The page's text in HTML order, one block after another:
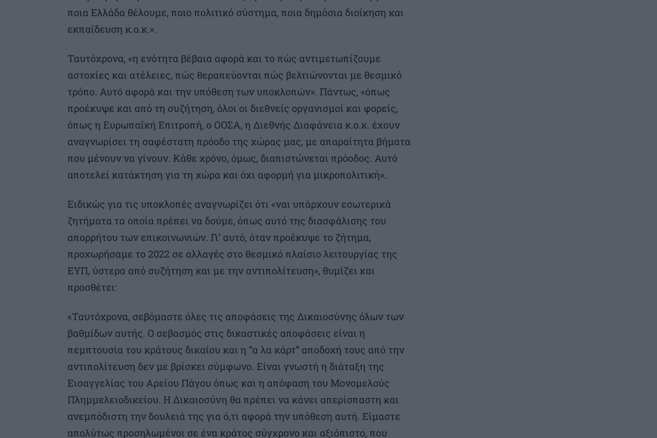
ποια Ελλάδα θέλουμε, ποιο πολιτικό σύστημα, ποια δημόσια διοίκηση και
εκπαίδευση κ.ο.κ.».
Ταυτόχρονα, «η ενότητα βέβαια αφορά και το πώς αντιμετωπίζουμε
αστοχίες και ατέλειες, πώς θεραπεύονται πώς βελτιώνονται με θεσμικό
τρόπο. Αυτό αφορά και την υπόθεση των υποκλοπών». Πάντως, «όπως
προέκυψε και από τη συζήτηση, όλοι οι διεθνείς οργανισμοί και φορείς,
όπως η Ευρωπαϊκή Επιτροπή, ο ΟΟΣΑ, η Διεθνής Διαφάνεια κ.ο.κ. έχουν
αναγνωρίσει τη σαφέστατη πρόοδο της χώρας μας, με απαραίτητα βήματα
που μένουν να γίνουν. Κάθε χρόνο, όμως, διαπιστώνεται πρόοδος. Αυτό
αποτελεί κατάκτηση για τη χώρα και όχι αφορμή για μικροπολιτική».
Ειδικώς για τις υποκλοπές αναγνωρίζει ότι «ναι υπάρχουν εσωτερικά
ζητήματα τα οποία πρέπει να δούμε, όπως αυτό της διασφάλισης του
απορρήτου των επικοινωνιών. Γι’ αυτό, όταν προέκυψε το ζήτημα,
προχωρήσαμε το 2022 σε αλλαγές στο θεσμικό πλαίσιο λειτουργίας της
ΕΥΠ, ύστερα από συζήτηση και με την αντιπολίτευση», θυμίζει και
προσθέτει:
«Ταυτόχρονα, σεβόμαστε όλες τις αποφάσεις της Δικαιοσύνης όλων των
βαθμίδων αυτής. Ο σεβασμός στις δικαστικές αποφάσεις είναι η
πεμπτουσία του κράτους δικαίου και η “α λα κάρτ” αποδοχή τους από την
αντιπολίτευση δεν με βρίσκει σύμφωνο. Είναι γνωστή η διάταξη της
Εισαγγελίας του Αρείου Πάγου όπως και η απόφαση του Μονομελούς
Πλημμελειοδικείου. Η Δικαιοσύνη θα πρέπει να κάνει απερίσπαστη και
ανεμπόδιστη την δουλειά της για ό,τι αφορά την υπόθεση αυτή. Είμαστε
απολύτως προσηλωμένοι σε ένα κράτος σύγχρονο και αξιόπιστο, που